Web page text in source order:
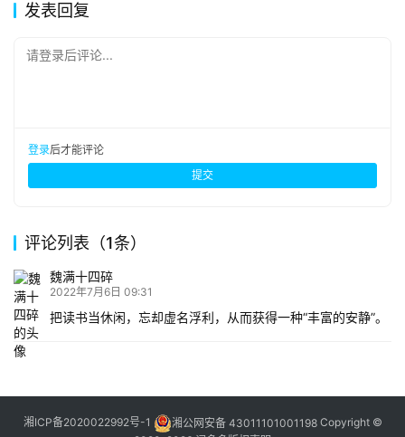
发表回复
请登录后评论...
登录后才能评论
提交
评论列表（1条）
魏满十四碎
2022年7月6日 09:31
把读书当休闲，忘却虚名浮利，从而获得一种“丰富的安静”。
湘ICP备2020022992号-1 湘公网安备 43011101001198Copyright ©